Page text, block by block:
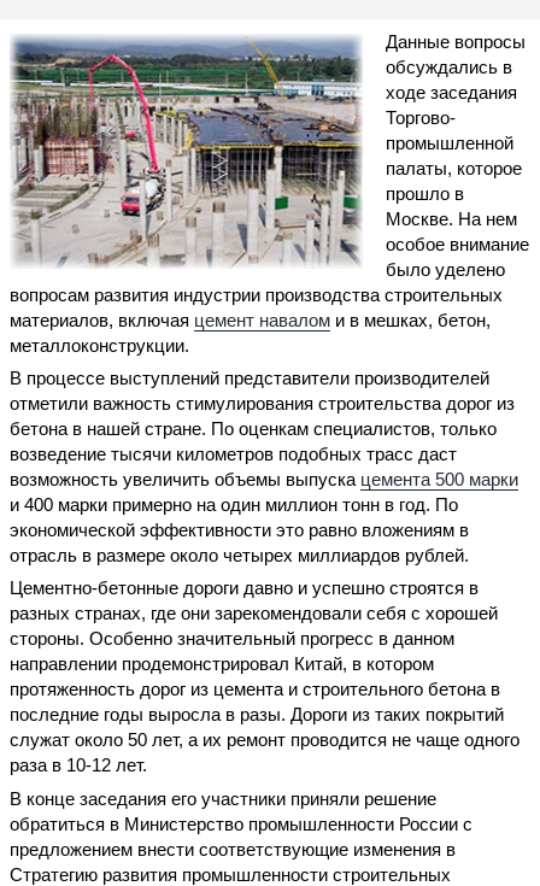
Данные вопросы
обсуждались в
ходе заседания
Торгово-
промышленной
палаты, которое
прошло в
Москве. На нем
особое внимание
было уделено
вопросам развития индустрии производства строительных
материалов, включая цемент навалом и в мешках, бетон,
металлоконструкции.
В процессе выступлений представители производителей
отметили важность стимулирования строительства дорог из
бетона в нашей стране. По оценкам специалистов, только
возведение тысячи километров подобных трасс даст
возможность увеличить объемы выпуска цемента 500 марки
и 400 марки примерно на один миллион тонн в год. По
экономической эффективности это равно вложениям в
отрасль в размере около четырех миллиардов рублей.
Цементно-бетонные дороги давно и успешно строятся в
разных странах, где они зарекомендовали себя с хорошей
стороны. Особенно значительный прогресс в данном
направлении продемонстрировал Китай, в котором
протяженность дорог из цемента и строительного бетона в
последние годы выросла в разы. Дороги из таких покрытий
служат около 50 лет, а их ремонт проводится не чаще одного
раза в 10-12 лет.
В конце заседания его участники приняли решение
обратиться в Министерство промышленности России с
предложением внести соответствующие изменения в
Стратегию развития промышленности строительных